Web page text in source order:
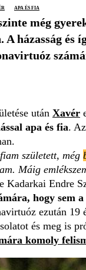
apa és fia
még
A házasság
után Xavér
apa és fia.
született, még
Máig
Kadarkai Endre
hogy sem
ezután 19
és meg is
komoly